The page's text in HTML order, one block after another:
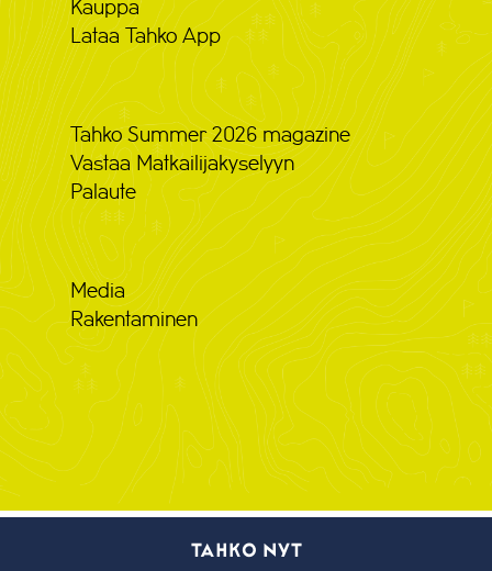
TAHKO NYT
Kauppa
Lataa Tahko App
Tahko Summer 2026 magazine
Vastaa Matkailijakyselyyn
Palaute
Media
Rakentaminen